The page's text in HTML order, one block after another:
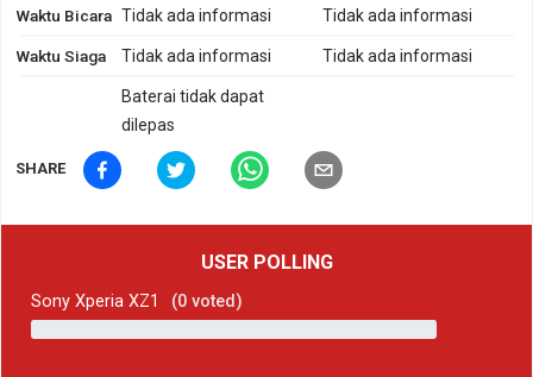
Waktu Bicara Tidak ada informasi Tidak ada informasi
Waktu Siaga Tidak ada informasi Tidak ada informasi
Baterai tidak dapat
dilepas
SHARE
USER POLLING
Sony Xperia XZ1 (0 voted)